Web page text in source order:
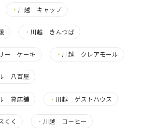
・ 川越 キャップ
・ 川越 きんつば
ー ケーキ ・ 川越 クレアモール
八百屋
貸店舗 ・ 川越 ゲストハウス
くく ・ 川越 コーヒー